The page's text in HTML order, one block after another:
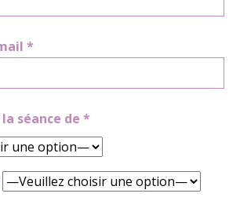
*
séance de *